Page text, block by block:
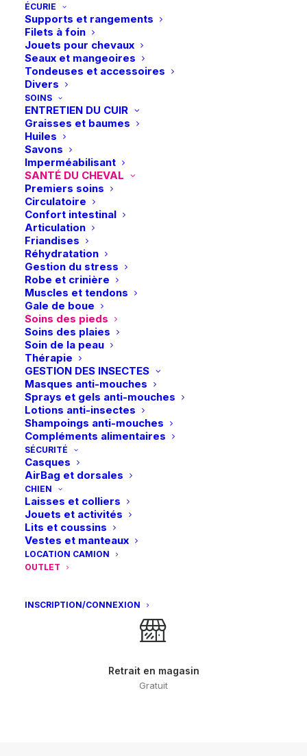
ÉCURIE
Supports et rangements
Filets à foin
Jouets pour chevaux
Seaux et mangeoires
Tondeuses et accessoires
Divers
SOINS
ENTRETIEN DU CUIR
Graisses et baumes
Huiles
Savons
Imperméabilisant
SANTÉ DU CHEVAL
Premiers soins
Circulatoire
Confort intestinal
Articulation
Friandises
Réhydratation
Gestion du stress
Robe et crinière
Muscles et tendons
Gale de boue
Soins des pieds
Soins des plaies
Soin de la peau
Thérapie
GESTION DES INSECTES
Masques anti-mouches
Sprays et gels anti-mouches
Lotions anti-insectes
Shampoings anti-mouches
Compléments alimentaires
SÉCURITÉ
Casques
AirBag et dorsales
CHIEN
Laisses et colliers
Jouets et activités
Lits et coussins
Vestes et manteaux
LOCATION CAMION
OUTLET
INSCRIPTION/CONNEXION
CHOIX DES OPTIONS
Ce
produit
a
plusieurs
variations.
Les
options
peuvent
être
choisies
sur
la
page
du
produit
Eskadron | Bonnet anti-
mouches Jewel Classic
Sports 26 – Orchid
plusieurs
en point relais
Visa – MasterCard – Bancontact
Retrait en magasin
Gratuit